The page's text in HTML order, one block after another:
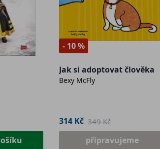
- 10 %
Jak si adoptovat člověka
Bexy McFly
314 Kč 349 Kč
připravujeme